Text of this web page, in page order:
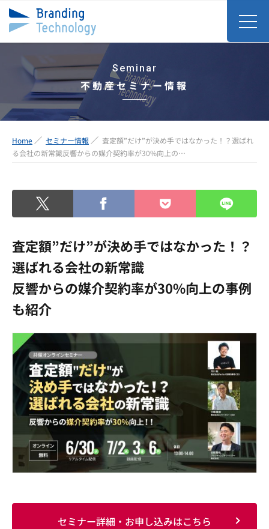
Seminar
不動産セミナー情報
Home セミナー情報
査定額”だけ”が決め手ではなかった！？選ばれ
る会社の新常識反響からの媒介契約率が30%向上の…
査定額”だけ”が決め手ではなかった！？
選ばれる会社の新常識
反響からの媒介契約率が30%向上の事例
も紹介
セミナー詳細・お申し込みはこちら